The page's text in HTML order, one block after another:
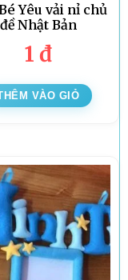
Yêu vải nỉ chủ
đề Nhật Bản
1 đ
VÀO GIỎ